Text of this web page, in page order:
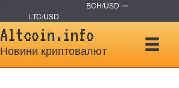
BCH/USD
LTC/USD
Altcoin.info
Новини криптовалют